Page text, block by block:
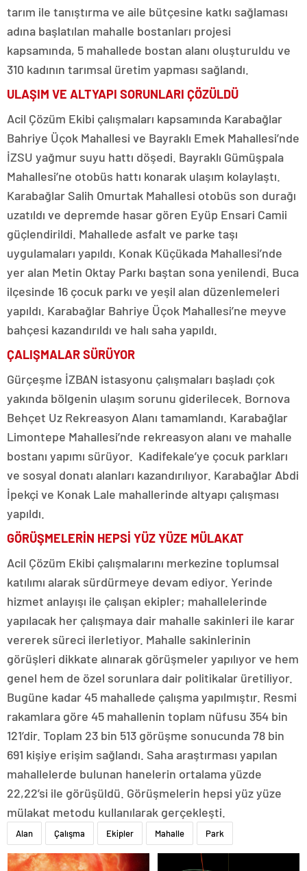
tarım ile tanıştırma ve aile bütçesine katkı sağlaması
adına başlatılan mahalle bostanları projesi
kapsamında, 5 mahallede bostan alanı oluşturuldu ve
310 kadının tarımsal üretim yapması sağlandı.
ULAŞIM VE ALTYAPI SORUNLARI ÇÖZÜLDÜ
Acil Çözüm Ekibi çalışmaları kapsamında Karabağlar
Bahriye Üçok Mahallesi ve Bayraklı Emek Mahallesi’nde
İZSU yağmur suyu hattı döşedi. Bayraklı Gümüşpala
Mahallesi’ne otobüs hattı konarak ulaşım kolaylaştı.
Karabağlar Salih Omurtak Mahallesi otobüs son durağı
uzatıldı ve depremde hasar gören Eyüp Ensari Camii
güçlendirildi. Mahallede asfalt ve parke taşı
uygulamaları yapıldı. Konak Küçükada Mahallesi’nde
yer alan Metin Oktay Parkı baştan sona yenilendi. Buca
ilçesinde 16 çocuk parkı ve yeşil alan düzenlemeleri
yapıldı. Karabağlar Bahriye Üçok Mahallesi’ne meyve
bahçesi kazandırıldı ve halı saha yapıldı.
ÇALIŞMALAR SÜRÜYOR
Gürçeşme İZBAN istasyonu çalışmaları başladı çok
yakında bölgenin ulaşım sorunu giderilecek. Bornova
Behçet Uz Rekreasyon Alanı tamamlandı. Karabağlar
Limontepe Mahallesi’nde rekreasyon alanı ve mahalle
bostanı yapımı sürüyor. Kadifekale’ye çocuk parkları
ve sosyal donatı alanları kazandırılıyor. Karabağlar Abdi
İpekçi ve Konak Lale mahallerinde altyapı çalışması
yapıldı.
GÖRÜŞMELERİN HEPSİ YÜZ YÜZE MÜLAKAT
Acil Çözüm Ekibi çalışmalarını merkezine toplumsal
katılımı alarak sürdürmeye devam ediyor. Yerinde
hizmet anlayışı ile çalışan ekipler; mahallelerinde
yapılacak her çalışmaya dair mahalle sakinleri ile karar
vererek süreci ilerletiyor. Mahalle sakinlerinin
görüşleri dikkate alınarak görüşmeler yapılıyor ve hem
genel hem de özel sorunlara dair politikalar üretiliyor.
Bugüne kadar 45 mahallede çalışma yapılmıştır. Resmi
rakamlara göre 45 mahallenin toplam nüfusu 354 bin
121’dir. Toplam 23 bin 513 görüşme sonucunda 78 bin
691 kişiye erişim sağlandı. Saha araştırması yapılan
mahallelerde bulunan hanelerin ortalama yüzde
22,22’si ile görüşüldü. Görüşmelerin hepsi yüz yüze
mülakat metodu kullanılarak gerçekleşti.
Alan Çalışma Ekipler Mahalle Park